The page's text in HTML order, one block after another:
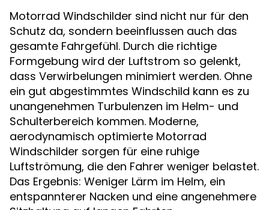
Motorrad Windschilder sind nicht nur für den
Schutz da, sondern beeinflussen auch das
gesamte Fahrgefühl. Durch die richtige
Formgebung wird der Luftstrom so gelenkt,
dass Verwirbelungen minimiert werden. Ohne
ein gut abgestimmtes Windschild kann es zu
unangenehmen Turbulenzen im Helm- und
Schulterbereich kommen. Moderne,
aerodynamisch optimierte Motorrad
Windschilder sorgen für eine ruhige
Luftströmung, die den Fahrer weniger belastet.
Das Ergebnis: Weniger Lärm im Helm, ein
entspannterer Nacken und eine angenehmere